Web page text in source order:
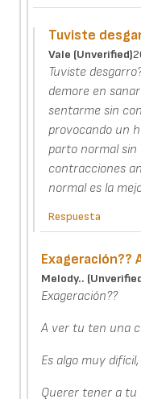
Tuviste
Vale (unverified)
Tuviste
demore en
sentarme sin
provocando un
parto normal sin
contracciones
normal es la
Respuesta
Melody..
Exageración??
A ver tu ten una
Es algo muy difícil,
Querer tener a tu